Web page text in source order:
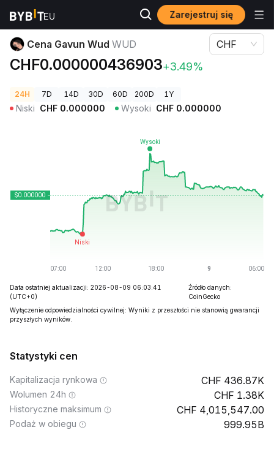
Zarejestruj się
Ceny kryptowalut Cena Gavun Wud WUD
Cena Gavun Wud WUD
CHF0.000000436903+3.49%
CHF
24H 7D 14D 30D 60D 200D 1Y
Niski CHF 0.000000 Wysoki CHF 0.000000
Data ostatniej aktualizacji: 2026-08-09 06:03:41
(UTC+0)
Źródło danych:
CoinGecko
Wyłączenie odpowiedzialności cywilnej: Wyniki z przeszłości nie stanowią gwarancji
przyszłych wyników.
Statystyki cen
Kapitalizacja rynkowa 436.87K
Wolumen 24h 1.38K
Historyczne maksimum 4,015,547.00
Podaż w obiegu 999.95B